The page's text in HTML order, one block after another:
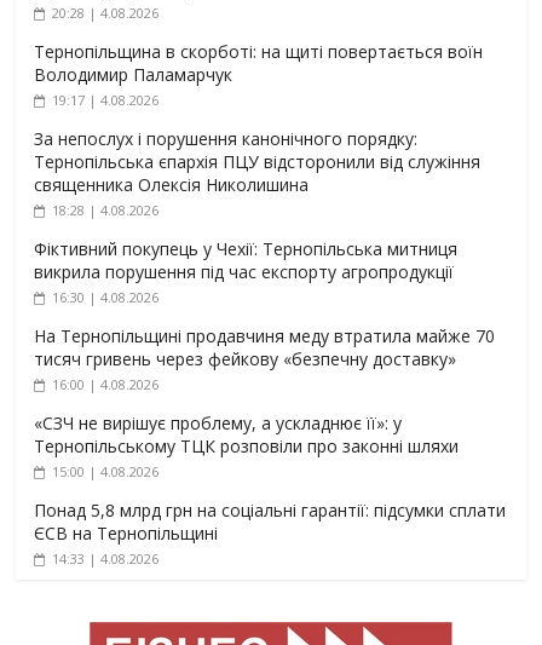
20:28 | 4.08.2026
Тернопільщина в скорботі: на щиті повертається воїн
Володимир Паламарчук
19:17 | 4.08.2026
За непослух і порушення канонічного порядку:
Тернопільська єпархія ПЦУ відсторонили від служіння
священника Олексія Николишина
18:28 | 4.08.2026
Фіктивний покупець у Чехії: Тернопільська митниця
викрила порушення під час експорту агропродукції
16:30 | 4.08.2026
На Тернопільщині продавчиня меду втратила майже 70
тисяч гривень через фейкову «безпечну доставку»
16:00 | 4.08.2026
«СЗЧ не вирішує проблему, а ускладнює її»: у
Тернопільському ТЦК розповіли про законні шляхи
15:00 | 4.08.2026
Понад 5,8 млрд грн на соціальні гарантії: підсумки сплати
ЄСВ на Тернопільщині
14:33 | 4.08.2026